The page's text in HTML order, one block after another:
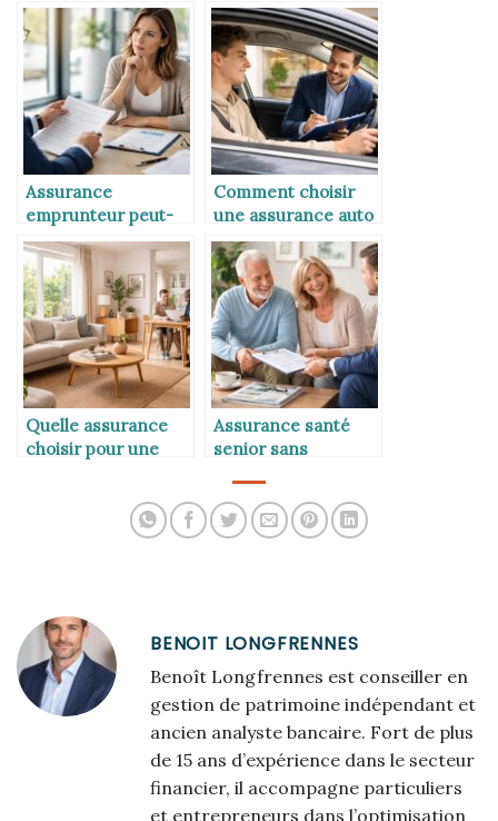
Assurance
emprunteur peut-
on changer après
signature du crédit
Comment choisir
une assurance auto
quand on est jeune
conducteur
Quelle assurance
choisir pour une
Assurance santé
senior sans
BENOIT LONGFRENNES
Benoît Longfrennes est conseiller en
gestion de patrimoine indépendant et
ancien analyste bancaire. Fort de plus
de 15 ans d’expérience dans le secteur
financier, il accompagne particuliers
et entrepreneurs dans l’optimisation